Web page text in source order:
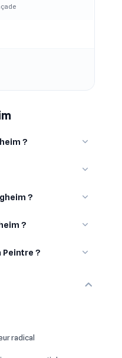
?
?
?
?
radical